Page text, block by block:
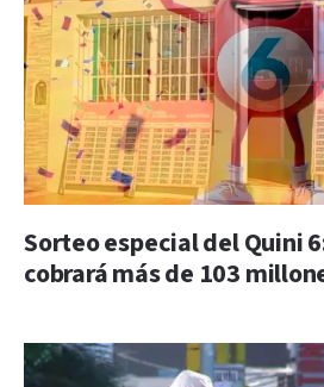
Sorteo especial del Quini
cobrará más de 103